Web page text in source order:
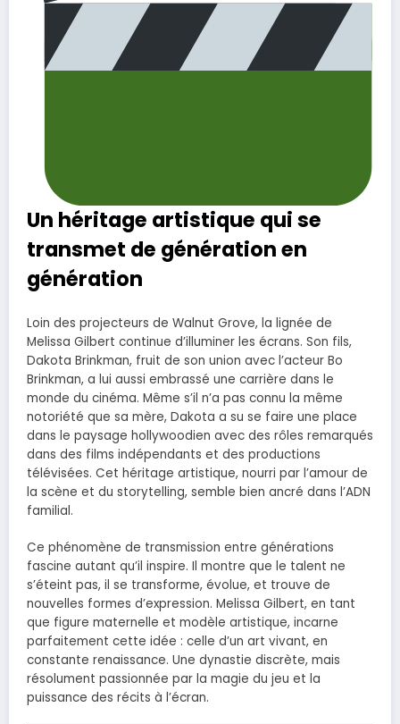
Un héritage artistique qui se
transmet de génération en
génération
Loin des projecteurs de Walnut Grove, la lignée de
Melissa Gilbert continue d’illuminer les écrans. Son fils,
Dakota Brinkman, fruit de son union avec l’acteur Bo
Brinkman, a lui aussi embrassé une carrière dans le
monde du cinéma. Même s’il n’a pas connu la même
notoriété que sa mère, Dakota a su se faire une place
dans le paysage hollywoodien avec des rôles remarqués
dans des films indépendants et des productions
télévisées. Cet héritage artistique, nourri par l’amour de
la scène et du storytelling, semble bien ancré dans l’ADN
familial.
Ce phénomène de transmission entre générations
fascine autant qu’il inspire. Il montre que le talent ne
s’éteint pas, il se transforme, évolue, et trouve de
nouvelles formes d’expression. Melissa Gilbert, en tant
que figure maternelle et modèle artistique, incarne
parfaitement cette idée : celle d’un art vivant, en
constante renaissance. Une dynastie discrète, mais
résolument passionnée par la magie du jeu et la
puissance des récits à l’écran.